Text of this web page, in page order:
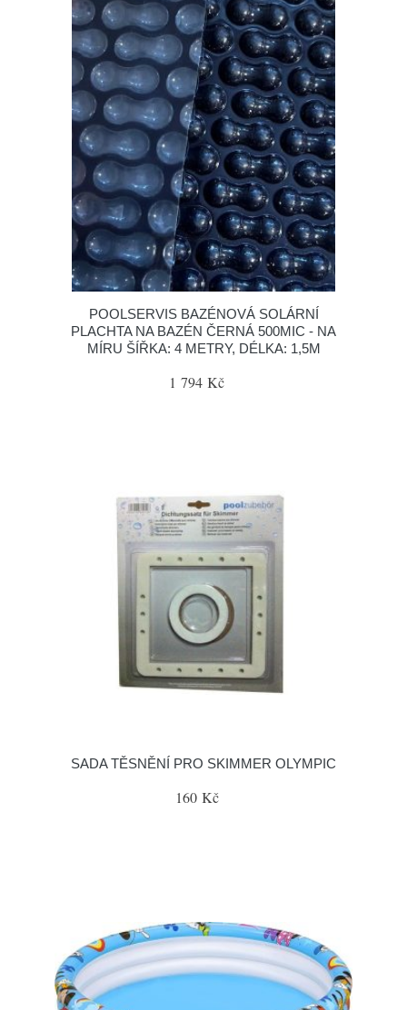
POOLSERVIS BAZÉNOVÁ SOLÁRNÍ
PLACHTA NA BAZÉN ČERNÁ 500MIC - NA
MÍRU ŠÍŘKA: 4 METRY, DÉLKA: 1,5M
1 794 Kč
SADA TĚSNĚNÍ PRO SKIMMER OLYMPIC
160 Kč